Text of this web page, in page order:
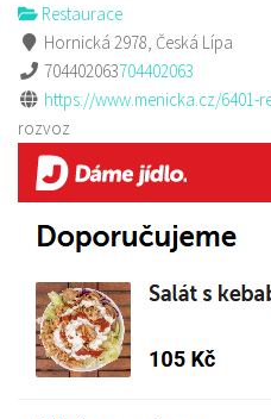
Restaurace
Hornická 2978, Česká Lípa
704402063704402063
https://www.menicka.cz/6401-
rozvoz